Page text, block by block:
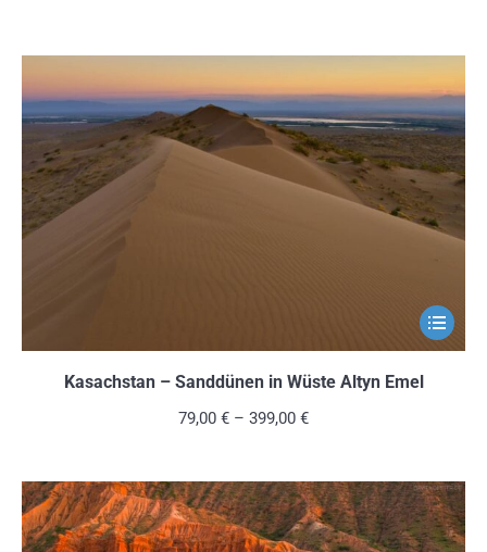
Die
Optionen
können
auf
der
Dieses
Produkt
weist
Die
Optionen
Kasachstan – Sanddünen in Wüste Altyn Emel
79,00 € – 399,00 €